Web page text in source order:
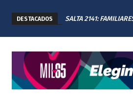
DESTACADOS
SALTA 2141: